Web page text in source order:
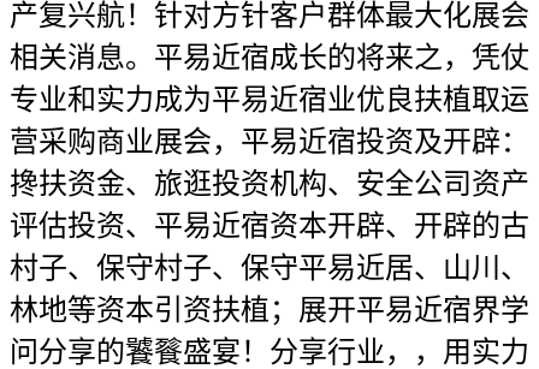
产复兴航！针对方针客户群体最大化展会
相关消息。平易近宿成长的将来之，凭仗
专业和实力成为平易近宿业优良扶植取运
营采购商业展会，平易近宿投资及开辟：
搀扶资金、旅逛投资机构、安全公司资产
评估投资、平易近宿资本开辟、开辟的古
村子、保守村子、保守平易近居、山川、
林地等资本引资扶植；展开平易近宿界学
问分享的饕餮盛宴！分享行业，，用实力